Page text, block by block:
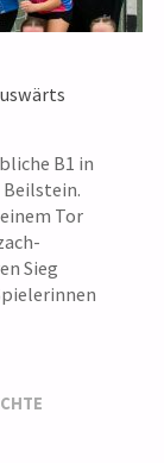
B1 in
Tor
Sieg